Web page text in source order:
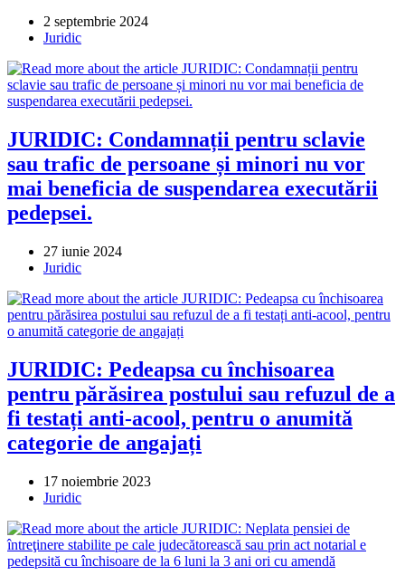
Post
published:
2 septembrie 2024
Post
Juridic
JURIDIC: Condamnații pentru sclavie
sau trafic de persoane și minori nu vor
mai beneficia de suspendarea executării
pedepsei.
Post
published:
27 iunie 2024
Post
Juridic
JURIDIC: Pedeapsa cu închisoarea
pentru părăsirea postului sau refuzul de a
fi testați anti-acool, pentru o anumită
categorie de angajați
Post
published:
17 noiembrie 2023
Post
Juridic